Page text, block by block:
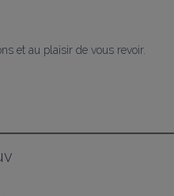
et au plaisir de vous revoir.